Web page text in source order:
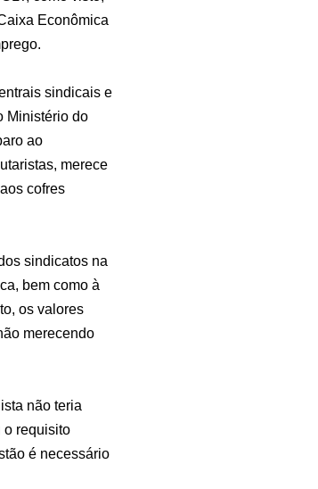
Econômica
sindicais e
Ministério do
ao
merece
cofres
sindicatos na
bem como à
os valores
merecendo
não teria
o requisito
é necessário